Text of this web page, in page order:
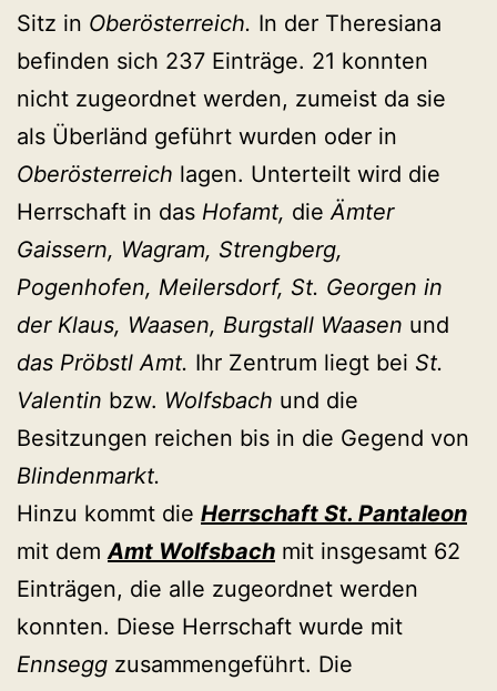
Sitz in Oberösterreich. In der Theresiana
befinden sich 237 Einträge. 21 konnten
nicht zugeordnet werden, zumeist da sie
als Überländ geführt wurden oder in
Oberösterreich lagen. Unterteilt wird die
Herrschaft in das Hofamt, dieÄmter
Gaissern, Wagram, Strengberg,
Pogenhofen, Meilersdorf, St. Georgen in
der Klaus, Waasen, Burgstall Waasen und
das Pröbstl Amt. Ihr Zentrum liegt bei St.
Valentin bzw. Wolfsbach und die
Besitzungen reichen bis in die Gegend von
Blindenmarkt.
Hinzu kommt die Herrschaft St. Pantaleon
mit demAmt Wolfsbach mit insgesamt 62
Einträgen, die alle zugeordnet werden
konnten. Diese Herrschaft wurde mit
Ennsegg zusammengeführt. Die